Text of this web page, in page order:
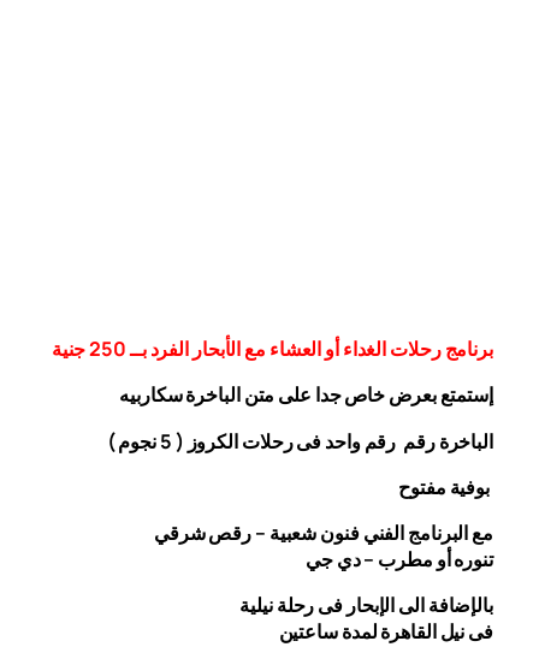
برنامج رحلات الغداء أو العشاء مع الأبحار الفرد بــ 250 جنية
إستمتع بعرض خاص جدا على متن الباخرةسكاربيه
الباخرة رقم رقم واحد فى رحلات الكروز ( 5 نجوم )
بوفية مفتوح
مع البرنامج الفني فنون شعبية – رقص شرقي
تنوره أو مطرب – دي جي
بالإضافة الى الإبحار فى رحلة نيلية
فى نيل القاهرة لمدة ساعتين